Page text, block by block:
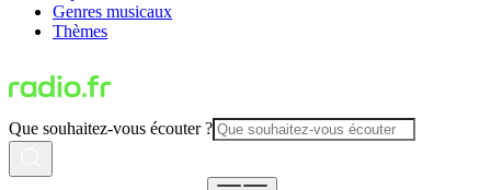
Genres musicaux
Thèmes
Que souhaitez-vous écouter ?